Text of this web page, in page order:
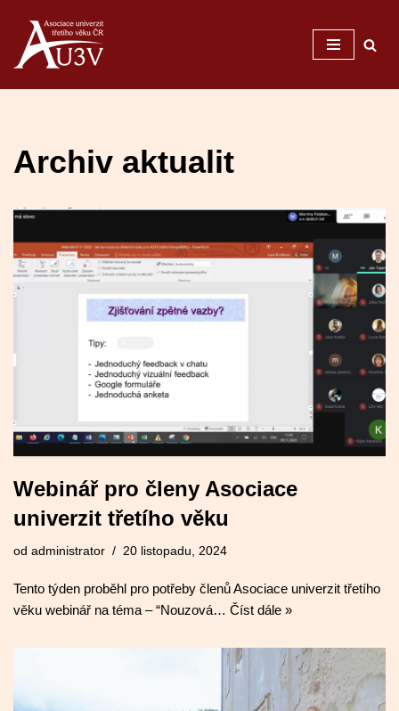
Přeskočit
na
obsah
Archiv aktualit
Webinář pro členy Asociace
univerzit třetího věku
od administrator 20 listopadu, 2024
Tento týden proběhl pro potřeby členů Asociace univerzit třetího
věku webinář na téma – “Nouzová… Číst dále »